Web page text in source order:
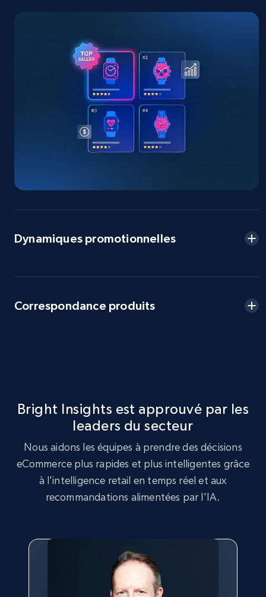
specified keywords
URL, Product id, Title, Seller name, Seller rating,
Seller reviews, Breadcrumbs, Root category, and
359+ Commencer
URL, Product id, Title, Seller name, Seller rating,
Seller reviews, Breadcrumbs, Root category, and
eBay - Collect records by category
Google Shopping
URL, Product id, Title, Product description,
Rating, Reviews count, Images, Variations, and
Google Shopping - collects products from
web using keywords
Dynamiques promotionnelles
Correspondance produits
Bright Insights est approuvé par les
leaders du secteur
Nous aidons les équipes à prendre des décisions
eCommerce plus rapides et plus intelligentes grâce
à l'intelligence retail en temps réel et aux
recommandations alimentées par l'IA.